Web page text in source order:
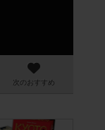
次のおすすめ